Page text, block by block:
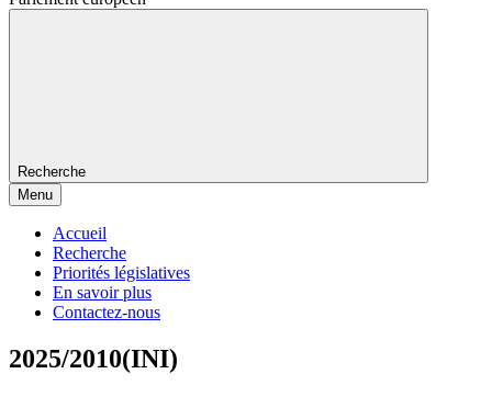
Recherche
Menu
Accueil
Recherche
Priorités législatives
En savoir plus
Contactez-nous
2025/2010(INI)